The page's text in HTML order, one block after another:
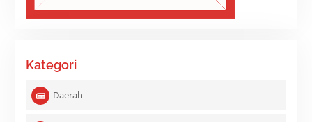
Kategori
Daerah